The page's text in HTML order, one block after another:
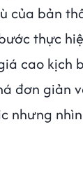
của bản
thực
cao kịch
đơn giản
nhưng